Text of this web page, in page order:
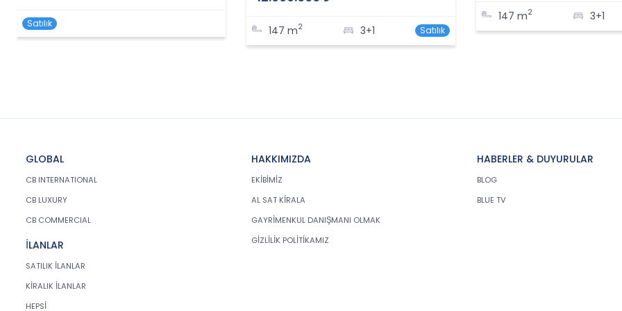
Satılık
147 m2 3+1 Satılık
147 m2 3+1
GLOBAL
CB INTERNATIONAL
CB LUXURY
CB COMMERCIAL
İLANLAR
SATILIK İLANLAR
KİRALIK İLANLAR
HEPSİ
HAKKIMIZDA
EKİBİMİZ
AL SAT KİRALA
GAYRİMENKUL DANIŞMANI OLMAK
GİZLİLİK POLİTİKAMIZ
HABERLER & DUYURULAR
BLOG
BLUE TV